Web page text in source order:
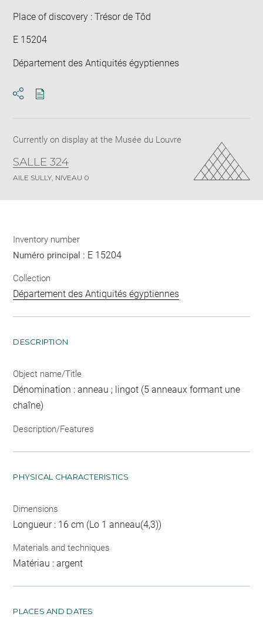
Place of discovery : Trésor de Tôd
E 15204
Département des Antiquités égyptiennes
Currently on display at the Musée du Louvre
SALLE 324
AILE SULLY, NIVEAU 0
Inventory number
Numéro principal : E 15204
Collection
Département des Antiquités égyptiennes
DESCRIPTION
Object name/Title
Dénomination : anneau ; lingot (5 anneaux formant une
chaîne)
Description/Features
PHYSICAL CHARACTERISTICS
Dimensions
Longueur : 16 cm (Lo 1 anneau(4,3))
Materials and techniques
Matériau : argent
PLACES AND DATES